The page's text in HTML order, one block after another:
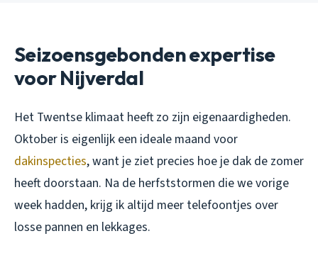
Seizoensgebonden expertise
voor Nijverdal
Het Twentse klimaat heeft zo zijn eigenaardigheden.
Oktober is eigenlijk een ideale maand voor
dakinspecties, want je ziet precies hoe je dak de zomer
heeft doorstaan. Na de herfststormen die we vorige
week hadden, krijg ik altijd meer telefoontjes over
losse pannen en lekkages.